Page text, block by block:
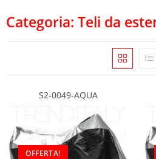
Categoria: Teli da
S2-0049-AQUA
OFFERTA!